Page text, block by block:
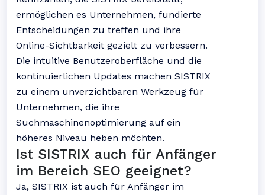
ermöglichen es Unternehmen, fundierte
Entscheidungen zu treffen und ihre
Online-Sichtbarkeit gezielt zu verbessern.
Die intuitive Benutzeroberfläche und die
kontinuierlichen Updates machen SISTRIX
zu einem unverzichtbaren Werkzeug für
Unternehmen, die ihre
Suchmaschinenoptimierung auf ein
höheres Niveau heben möchten.
Ist SISTRIX auch für Anfänger
im Bereich SEO geeignet?
Ja, SISTRIX ist auch für Anfänger im